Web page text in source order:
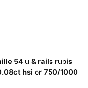
54 u & rails rubis
hsi or 750/1000